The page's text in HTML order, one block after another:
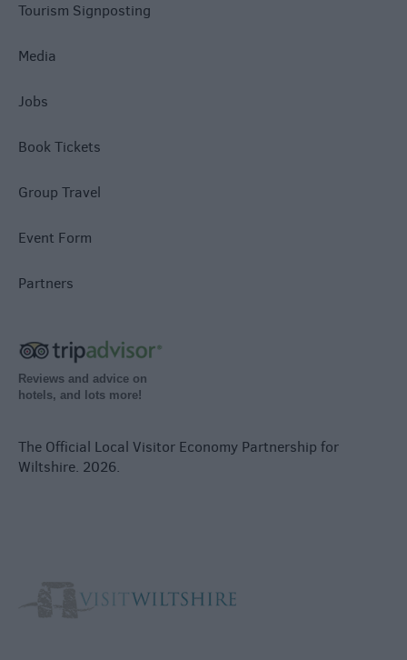
Tourism Signposting
Media
Jobs
Book Tickets
Group Travel
Event Form
Partners
Reviews and advice on
hotels, and lots more!
The Official Local Visitor Economy Partnership for
Wiltshire. 2026.